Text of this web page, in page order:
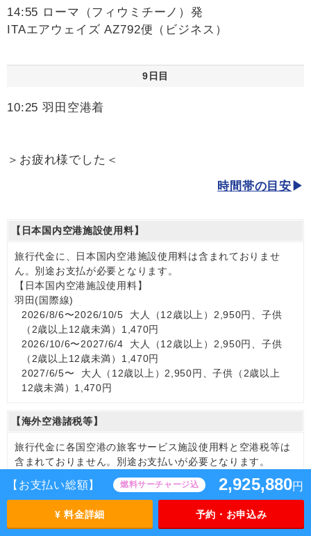
【お支払い総額】 燃料サーチャージ込 2,925,880円
¥ 料金詳細 予約・お申込み
14:55 ローマ（フィウミチーノ）発
ITAエアウェイズ AZ792便（ビジネス）
9日目
10:25 羽田空港着
＞お疲れ様でした＜
時間帯の目安
【日本国内空港施設使用料】
旅行代金に、日本国内空港施設使用料は含まれておりませ
ん。別途お支払が必要となります。
【日本国内空港施設使用料】
羽田(国際線)
2026/8/6〜2026/10/5 大人（12歳以上）2,950円、子供
（2歳以上12歳未満）1,470円
2026/10/6〜2027/6/4 大人（12歳以上）2,950円、子供
（2歳以上12歳未満）1,470円
2027/6/5〜 大人（12歳以上）2,950円、子供（2歳以上
12歳未満）1,470円
【海外空港諸税等】
旅行代金に各国空港の旅客サービス施設使用料と空港税等は
含まれておりません。別途お支払いが必要となります。
大人（12歳以上）28,690円、子供（2歳以上12歳未満）
28,690円